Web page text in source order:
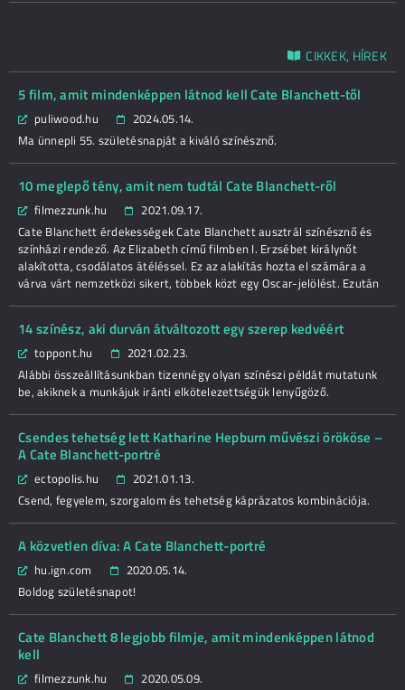
CIKKEK, HÍREK
5 film, amit mindenképpen látnod kell Cate Blanchett-től
puliwood.hu
2024.05.14.
Ma ünnepli 55. születésnapját a kiváló színésznő.
10 meglepő tény, amit nem tudtál Cate Blanchett-ről
filmezzunk.hu
2021.09.17.
Cate Blanchett érdekességek Cate Blanchett ausztrál színésznő és
színházi rendező. Az Elizabeth című filmben I. Erzsébet királynőt
alakította, csodálatos átéléssel. Ez az alakítás hozta el számára a
várva várt nemzetközi sikert, többek közt egy Oscar-jelölést. Ezután
14 színész, aki durván átváltozott egy szerep kedvéért
toppont.hu
2021.02.23.
Alábbi összeállításunkban tizennégy olyan színészi példát mutatunk
be, akiknek a munkájuk iránti elkötelezettségük lenyűgöző.
Csendes tehetség lett Katharine Hepburn művészi örököse –
A Cate Blanchett-portré
ectopolis.hu
2021.01.13.
Csend, fegyelem, szorgalom és tehetség káprázatos kombinációja.
A közvetlen díva: A Cate Blanchett-portré
hu.ign.com
2020.05.14.
Boldog születésnapot!
Cate Blanchett 8 legjobb filmje, amit mindenképpen látnod
kell
filmezzunk.hu
2020.05.09.